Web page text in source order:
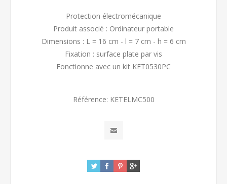
Protection électromécanique
Produit associé : Ordinateur portable
Dimensions : L = 16 cm - l = 7 cm - h = 6 cm
Fixation : surface plate par vis
Fonctionne avec un kit KET0530PC
Référence: KETELMC500